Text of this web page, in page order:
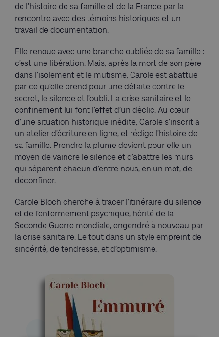
de l’histoire de sa famille et de la France par la
rencontre avec des témoins historiques et un
travail de documentation.
Elle renoue avec une branche oubliée de sa famille :
c’est une libération. Mais, après la mort de son père
dans l’isolement et le mutisme, Carole est abattue
par ce qu’elle prend pour une défaite contre le
secret, le silence et l’oubli. La crise sanitaire et le
confinement lui font l’effet d’un déclic. Au cœur
d’une situation historique inédite, Carole s’inscrit à
un atelier d’écriture en ligne, et rédige l’histoire de
sa famille. Prendre la plume devient pour elle un
moyen de vaincre le silence et d’abattre les murs
qui séparent chacun d’entre nous, en un mot, de
déconfiner.
Carole Bloch cherche à tracer l’itinéraire du silence
et de l’enfermement psychique, hérité de la
Seconde Guerre mondiale, engendré à nouveau par
la crise sanitaire. Le tout dans un style empreint de
sincérité, de tendresse, et d’optimisme.